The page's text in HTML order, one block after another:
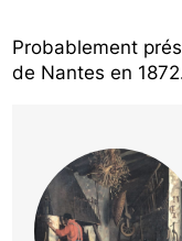
Probablement
de Nantes en